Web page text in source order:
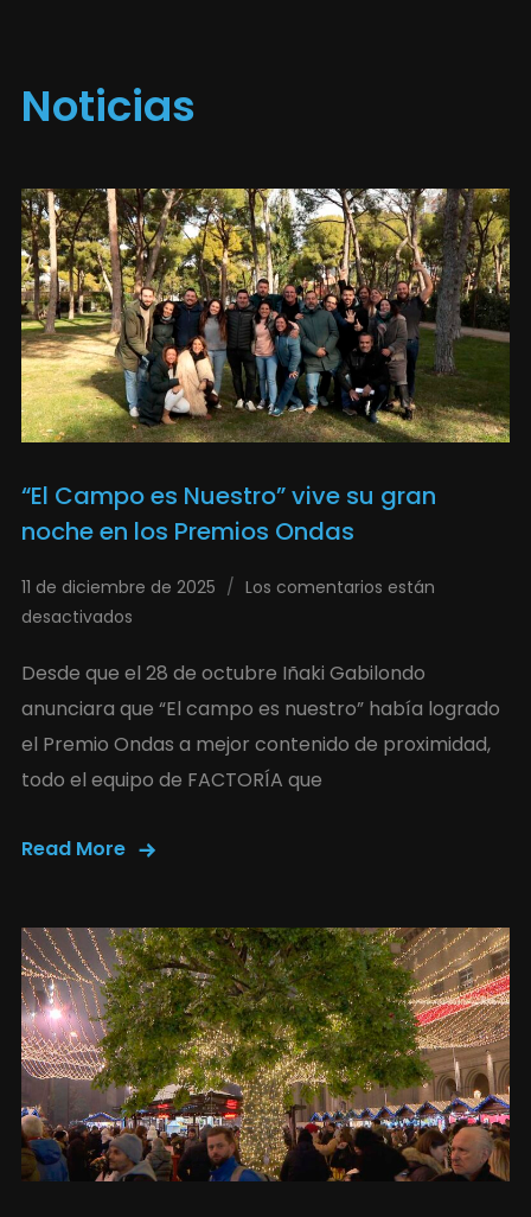
Noticias
“El Campo es Nuestro” vive su gran
noche en los Premios Ondas
11 de diciembre de 2025
Los comentarios están
desactivados
Desde que el 28 de octubre Iñaki Gabilondo
anunciara que “El campo es nuestro” había logrado
el Premio Ondas a mejor contenido de proximidad,
todo el equipo de FACTORÍA que
Read More